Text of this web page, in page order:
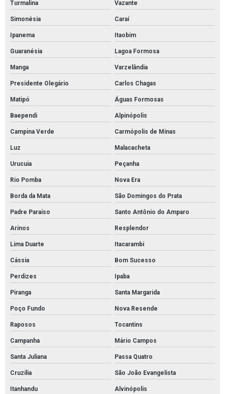
Turmalina Vazante
Simonésia Caraí
Ipanema Itaobim
Guaranésia Lagoa Formosa
Manga Varzelândia
Presidente Olegário Carlos Chagas
Matipó Águas Formosas
Baependi Alpinópolis
Campina Verde Carmópolis de Minas
Luz Malacacheta
Urucuia Peçanha
Rio Pomba Nova Era
Borda da Mata São Domingos do Prata
Padre Paraíso Santo Antônio do Amparo
Arinos Resplendor
Lima Duarte Itacarambi
Cássia Bom Sucesso
Perdizes Ipaba
Piranga Santa Margarida
Poço Fundo Nova Resende
Raposos Tocantins
Campanha Mário Campos
Santa Juliana Passa Quatro
Cruzília São João Evangelista
Itanhandu Alvinópolis